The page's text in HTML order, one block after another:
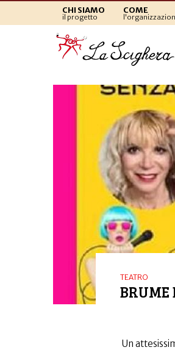
CHI SIAMO
il progetto
COME
TEATRO
BRUME
Un